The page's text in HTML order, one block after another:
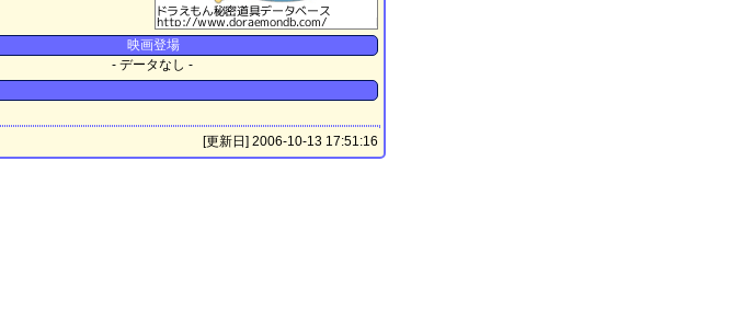
映画登場
- データなし -
[更新日] 2006-10-13 17:51:16